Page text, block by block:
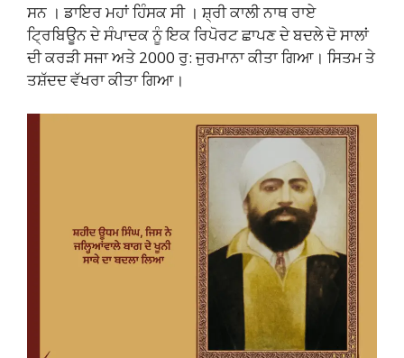
ਸਨ । ਡਾਇਰ ਮਹਾਂ ਹਿੰਸਕ ਸੀ । ਸ਼੍ਰੀ ਕਾਲੀ ਨਾਥ ਰਾਏ
ਟ੍ਰਿਬਿਊਨ ਦੇ ਸੰਪਾਦਕ ਨੂੰ ਇਕ ਰਿਪੋਰਟ ਛਾਪਣ ਦੇ ਬਦਲੇ ਦੋ ਸਾਲਾਂ
ਦੀ ਕਰੜੀ ਸਜਾ ਅਤੇ 2000 ਰੁ: ਜੁਰਮਾਨਾ ਕੀਤਾ ਗਿਆ। ਸਿਤਮ ਤੇ
ਤਸ਼ੱਦਦ ਵੱਖਰਾ ਕੀਤਾ ਗਿਆ।